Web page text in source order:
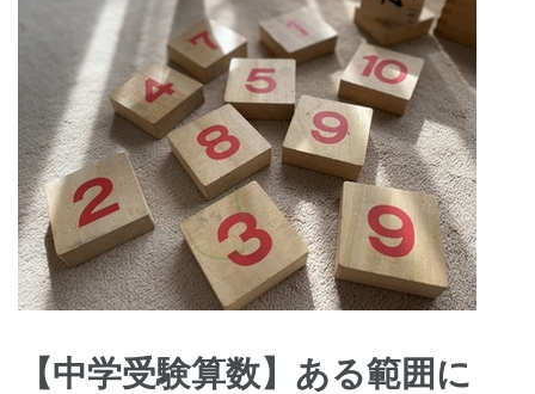
(Enter
を
押
す)
【中学受験算数】ある範囲に